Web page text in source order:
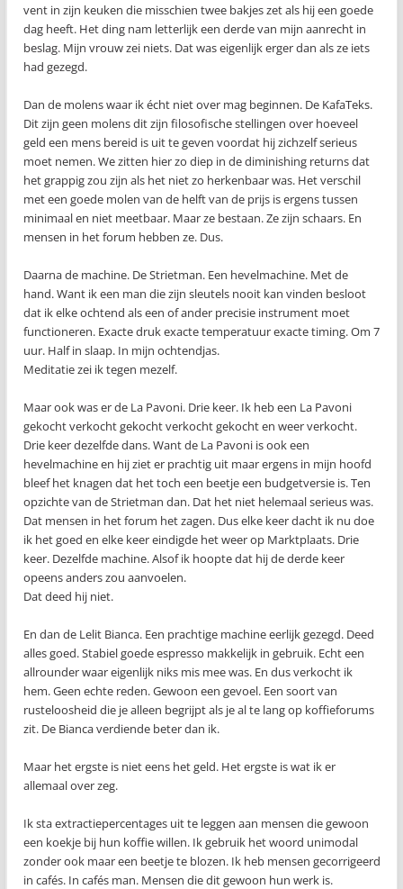
vent in zijn keuken die misschien twee bakjes zet als hij een goede
dag heeft. Het ding nam letterlijk een derde van mijn aanrecht in
beslag. Mijn vrouw zei niets. Dat was eigenlijk erger dan als ze iets
had gezegd.
Dan de molens waar ik écht niet over mag beginnen. De KafaTeks.
Dit zijn geen molens dit zijn filosofische stellingen over hoeveel
geld een mens bereid is uit te geven voordat hij zichzelf serieus
moet nemen. We zitten hier zo diep in de diminishing returns dat
het grappig zou zijn als het niet zo herkenbaar was. Het verschil
met een goede molen van de helft van de prijs is ergens tussen
minimaal en niet meetbaar. Maar ze bestaan. Ze zijn schaars. En
mensen in het forum hebben ze. Dus.
Daarna de machine. De Strietman. Een hevelmachine. Met de
hand. Want ik een man die zijn sleutels nooit kan vinden besloot
dat ik elke ochtend als een of ander precisie instrument moet
functioneren. Exacte druk exacte temperatuur exacte timing. Om 7
uur. Half in slaap. In mijn ochtendjas.
Meditatie zei ik tegen mezelf.
Maar ook was er de La Pavoni. Drie keer. Ik heb een La Pavoni
gekocht verkocht gekocht verkocht gekocht en weer verkocht.
Drie keer dezelfde dans. Want de La Pavoni is ook een
hevelmachine en hij ziet er prachtig uit maar ergens in mijn hoofd
bleef het knagen dat het toch een beetje een budgetversie is. Ten
opzichte van de Strietman dan. Dat het niet helemaal serieus was.
Dat mensen in het forum het zagen. Dus elke keer dacht ik nu doe
ik het goed en elke keer eindigde het weer op Marktplaats. Drie
keer. Dezelfde machine. Alsof ik hoopte dat hij de derde keer
opeens anders zou aanvoelen.
Dat deed hij niet.
En dan de Lelit Bianca. Een prachtige machine eerlijk gezegd. Deed
alles goed. Stabiel goede espresso makkelijk in gebruik. Echt een
allrounder waar eigenlijk niks mis mee was. En dus verkocht ik
hem. Geen echte reden. Gewoon een gevoel. Een soort van
rusteloosheid die je alleen begrijpt als je al te lang op koffieforums
zit. De Bianca verdiende beter dan ik.
Maar het ergste is niet eens het geld. Het ergste is wat ik er
allemaal over zeg.
Ik sta extractiepercentages uit te leggen aan mensen die gewoon
een koekje bij hun koffie willen. Ik gebruik het woord unimodal
zonder ook maar een beetje te blozen. Ik heb mensen gecorrigeerd
in cafés. In cafés man. Mensen die dit gewoon hun werk is.